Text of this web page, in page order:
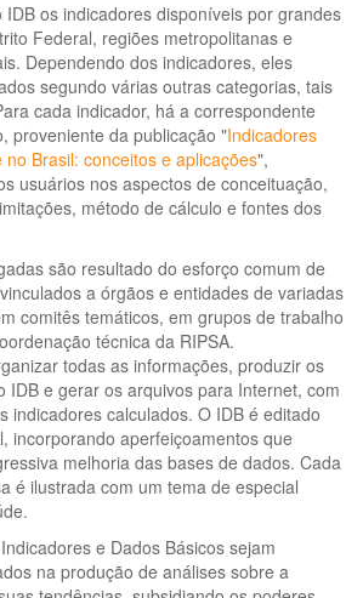
os indicadores disponíveis por grandes
Federal, regiões metropolitanas e
Dependendo dos indicadores, eles
segundo várias outras categorias, tais
cada indicador, há a correspondente
proveniente da publicação "Indicadores
Brasil: conceitos e aplicações",
usuários nos aspectos de conceituação,
método de cálculo e fontes dos
são resultado do esforço comum de
a órgãos e entidades de variadas
comitês temáticos, em grupos de trabalho
técnica da RIPSA.
todas as informações, produzir os
IDB e gerar os arquivos para Internet, com
indicadores calculados. O IDB é editado
incorporando aperfeiçoamentos que
melhoria das bases de dados. Cada
é ilustrada com um tema de especial
e Dados Básicos sejam
na produção de análises sobre a